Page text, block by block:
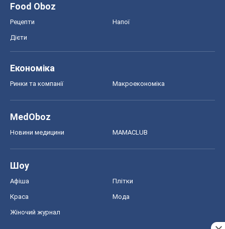
Food Oboz
Рецепти Напої
Дієти
Економіка
Ринки та компанії Макроекономіка
MedOboz
Новини медицини MAMACLUB
Шоу
Афіша Плітки
Краса Мода
Жіночий журнал